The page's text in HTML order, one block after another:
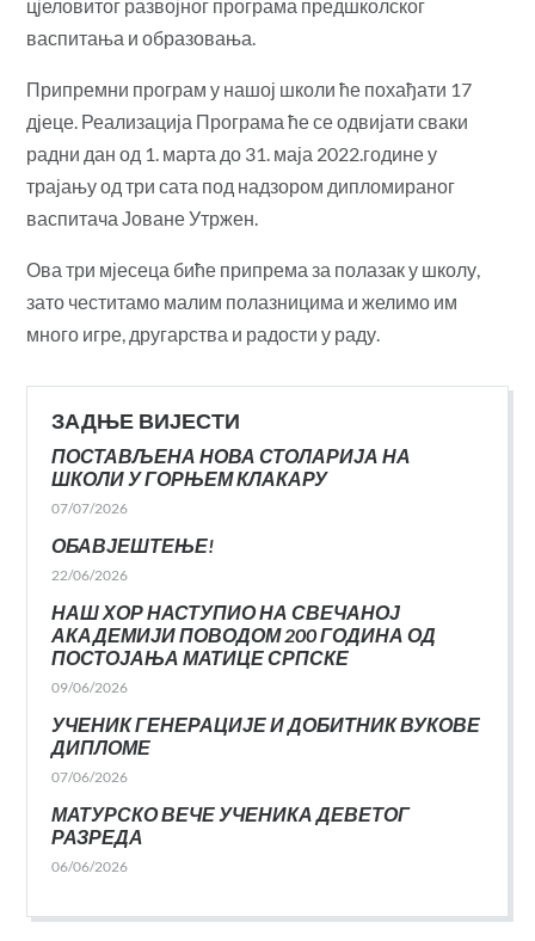
цјеловитог развојног програма предшколског
васпитања и образовања.
Припремни програм у нашој школи ће похађати 17
дјеце. Реализација Програма ће сеодвијати сваки
радни дан од 1. марта до 31. маја 2022.године у
трајању од три сата под надзором дипломираног
васпитача Јоване Утржен.
Ова три мјесеца биће припрема за полазак у школу,
зато честитамо малим полазницима и желимо им
много игре, другарства и радости у раду.
ЗАДЊЕ ВИЈЕСТИ
ПОСТАВЉЕНА НОВА СТОЛАРИЈА НА
ШКОЛИ У ГОРЊЕМ КЛАКАРУ
07/07/2026
ОБАВЈЕШТЕЊЕ!
22/06/2026
НАШ ХОР НАСТУПИО НА СВЕЧАНОЈ
АКАДЕМИЈИ ПОВОДОМ 200 ГОДИНА ОД
ПОСТОЈАЊА МАТИЦЕ СРПСКЕ
09/06/2026
УЧЕНИК ГЕНЕРАЦИЈЕ И ДОБИТНИК ВУКОВЕ
ДИПЛОМЕ
07/06/2026
МАТУРСКО ВЕЧЕ УЧЕНИКА ДЕВЕТОГ
РАЗРЕДА
06/06/2026